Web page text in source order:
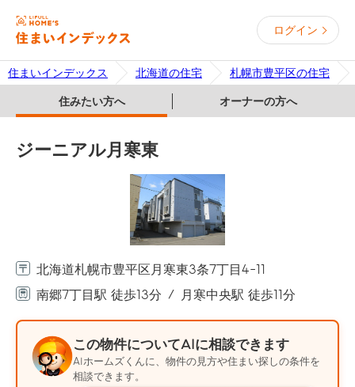
ログイン
住まいインデックス 北海道の住宅 札幌市豊平区の住宅
住みたい方へ オーナーの方へ
ジーニアル月寒東
北海道札幌市豊平区月寒東3条7丁目4-11
南郷7丁目駅 徒歩13分
月寒中央駅 徒歩11分
この物件についてAIに相談できます
AIホームズくんに、物件の見方や住まい探しの条件を
相談できます。